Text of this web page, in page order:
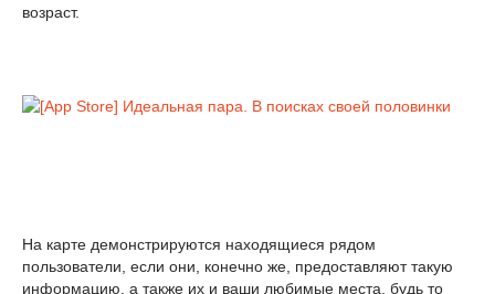
возраст.
На карте демонстрируются находящиеся рядом
пользователи, если они, конечно же, предоставляют такую
информацию, а также их и ваши любимые места, будь то